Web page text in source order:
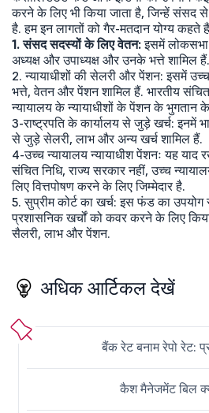
करने के लिए भी किया जाता है, जिन्हें
है. हम इन लागतों को गैर-मतदान योग्य कहते
1. संसद सदस्यों के लिए वेतन:इसमें लोकसभा
अध्यक्ष और उपाध्यक्ष और उनके भत्ते शामिल हैं.
2. न्यायाधीशों की सेलरी और पेंशन: इसमें
भत्ते, वेतन और पेंशन शामिल हैं. भारतीय
न्यायालय के न्यायाधीशों के पेंशन के भुगतान के
3-राष्ट्रपति के कार्यालय से जुड़े खर्च: इनमें
से जुड़े सेलरी, लाभ और अन्य खर्च शामिल हैं.
4-उच्च न्यायालय न्यायाधीश पेंशनः यह याद
संचित निधि, राज्य सरकार नहीं, उच्च
लिए वित्तपोषण करने के लिए जिम्मेदार है.
5. सुप्रीम कोर्ट का खर्च: इस फंड का
प्रशासनिक खर्चों को कवर करने के लिए
सैलरी, लाभ और पेंशन.
अधिक आर्टिकल देखें
बैंक रेट बनाम रेपो रेट:
कैश मैनेजमेंट बिल